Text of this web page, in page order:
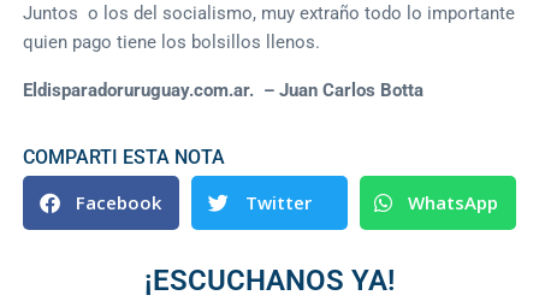
Juntos o los del socialismo, muy extraño todo lo importante
quien pago tiene los bolsillos llenos.
Eldisparadoruruguay.com.ar. – Juan Carlos Botta
COMPARTI ESTA NOTA
Facebook Twitter WhatsApp
¡ESCUCHANOS YA!